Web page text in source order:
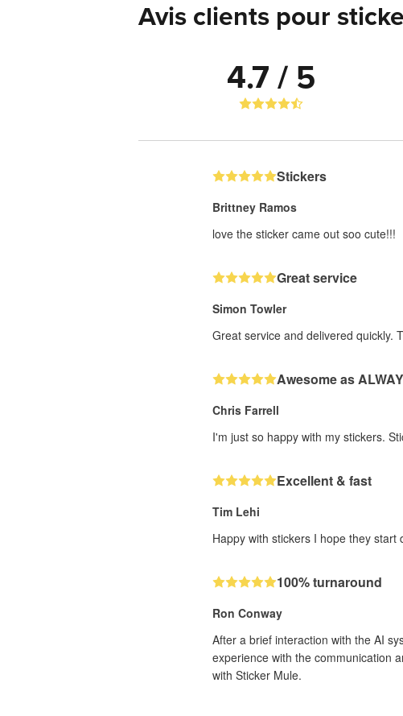
Avis clients pour
4.7 / 5
Stickers
Brittney Ramos
love the sticker came out soo cute!!!
Great service
Simon Towler
Great service and delivered quickly.
Awesome as
Chris Farrell
I'm just so happy with my stickers.
Excellent & fast
Tim Lehi
Happy with stickers I hope they
100% turnaround
Ron Conway
After a brief interaction with the AI
experience with the communication
with Sticker Mule.